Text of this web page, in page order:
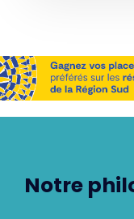
Notre